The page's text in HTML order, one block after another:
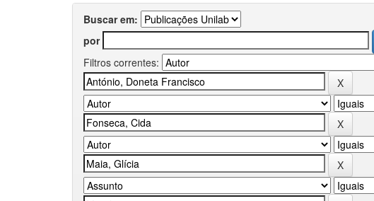
Buscar em:
por
Filtros correntes: